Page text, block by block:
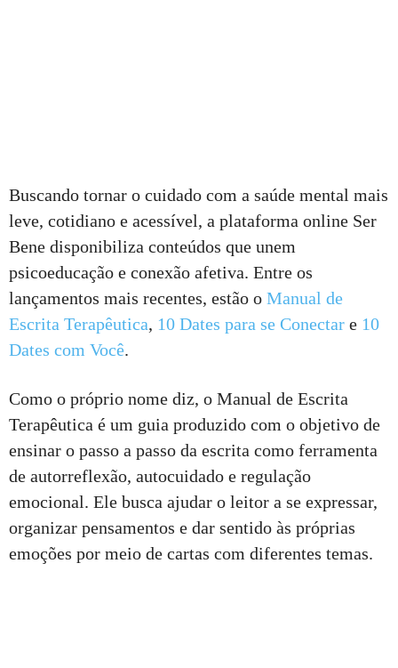
Buscando tornar o cuidado com a saúde mental mais
leve, cotidiano e acessível, a plataforma online Ser
Bene disponibiliza conteúdos que unem
psicoeducação e conexão afetiva. Entre os
lançamentos mais recentes, estão o Manual de
Escrita Terapêutica, 10 Dates para se Conectar e 10
Dates com Você.
Como o próprio nome diz, o Manual de Escrita
Terapêutica é um guia produzido com o objetivo de
ensinar o passo a passo da escrita como ferramenta
de autorreflexão, autocuidado e regulação
emocional. Ele busca ajudar o leitor a se expressar,
organizar pensamentos e dar sentido às próprias
emoções por meio de cartas com diferentes temas.